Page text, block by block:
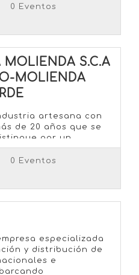
0 Eventos
MOLIENDA S.C.A
MOLIENDA
artesana con
de 20 años que se
por un
de producción
y respetuoso
en nuestras
procedentes de
aquella que
darnos una
alimentaria,
fundamental para
0 Eventos
especializada
y distribución de
e